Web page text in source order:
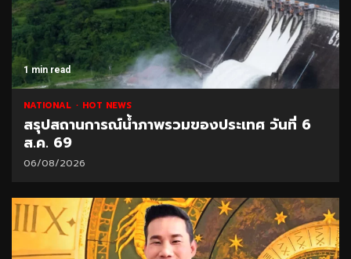
1 min read
NATIONAL HOT NEWS
สรุปสถานการณ์น้ำภาพรวมของประเทศ วันที่ 6
ส.ค. 69
06/08/2026